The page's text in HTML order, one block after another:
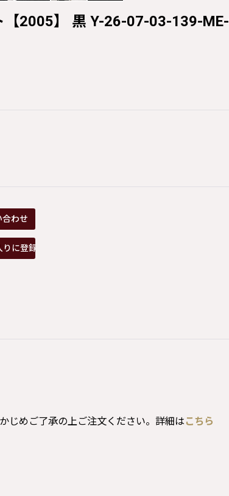
2005】 黒 Y-26-07-03-139-
合わせ
りに登録
じめご了承の上ご注文ください。詳細は こちら